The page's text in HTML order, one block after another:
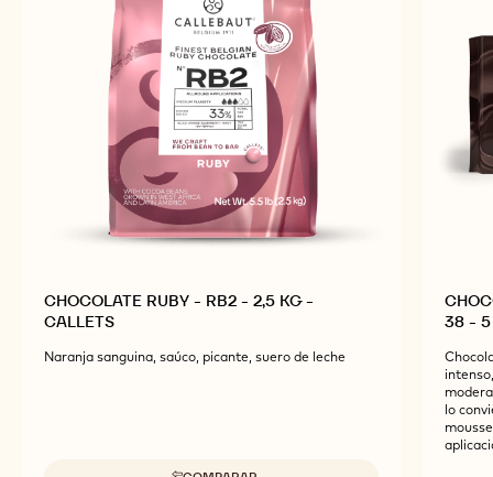
CHOCOLATE RUBY - RB2 - 2,5 KG -
CALLETS
Naranja sanguina, saúco, picante, suero de leche
38 - 5
lo